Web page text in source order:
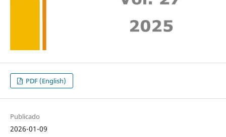
PDF (English)
Publicado
2026-01-09